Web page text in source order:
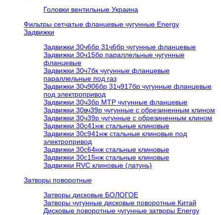
Головки вентильные Украина
Фильтры сетчатые фланцевые чугунные Energy
Задвижки
Задвижки 30ч6бр 31ч6бр чугунные фланцевые
Задвижки 30ч15бр параллельные чугунные
фланцевые
Задвижки 30ч7бк чугунные фланцевые
параллельные под газ
Задвижки 30ч906бр 31ч917бр чугунные фланцевые
под электропривод
Задвижки 30ч3бр МТР чугунные фланцевые
Задвижки 30вч39р чугунные с обрезиненным клином
Задвижки 30ч39р чугунные с обрезиненным клином
Задвижки 30с41нж стальные клиновые
Задвижки 30с941нж стальные клиновые под
электропривод
Задвижки 30с64нж стальные клиновые
Задвижки 30с15нж стальные клиновые
Задвижки RVC клиновые (латунь)
Затворы поворотные
Затворы дисковые БОЛОГОЕ
Затворы чугунные дисковые поворотные Китай
Дисковые поворотные чугунные затворы Energy